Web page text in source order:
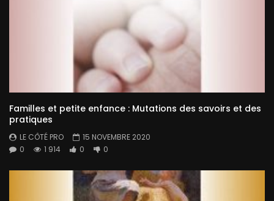
Familles et petite enfance : Mutations des savoirs et des
pratiques
LE CÔTÉ PRO
15 NOVEMBRE 2020
0
1 914 0 0